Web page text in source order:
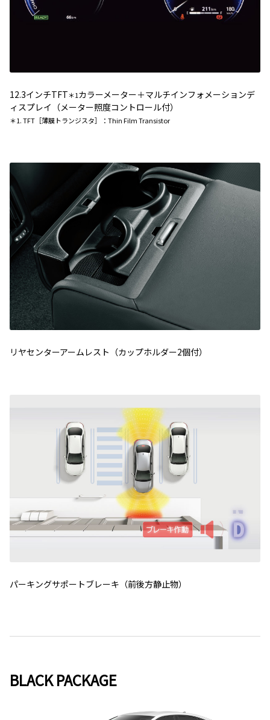
12.3インチTFT＊1カラーメーター＋マルチインフォメーションデ
ィスプレイ（メーター照度コントロール付）
＊1. TFT［薄膜トランジスタ］：Thin Film Transistor
リヤセンターアームレスト（カップホルダー2個付）
パーキングサポートブレーキ（前後方静止物）
BLACK PACKAGE